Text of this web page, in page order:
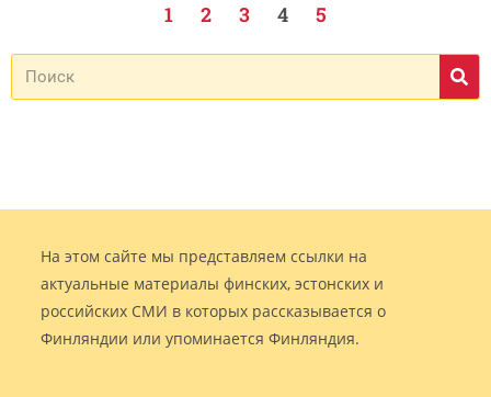
1 2 3 4 5
На этом сайте мы представляем ссылки на
актуальные материалы финских, эстонских и
российских СМИ в которых рассказывается о
Финляндии или упоминается Финляндия.